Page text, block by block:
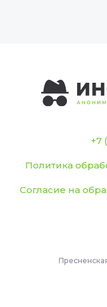
+7
Политика
Согласие на